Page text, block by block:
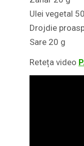
Ulei vegetal
Drojdie
Sare 20 g
Reteța video